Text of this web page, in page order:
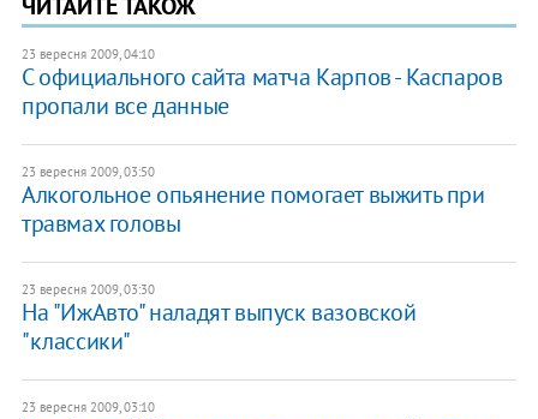
23 вересня 2009, 04:10
С официального сайта матча Карпов - Каспаров
пропали все данные
23 вересня 2009, 03:50
Алкогольное опьянение помогает выжить при
травмах головы
23 вересня 2009, 03:30
На "ИжАвто" наладят выпуск вазовской
"классики"
23 вересня 2009, 03:10